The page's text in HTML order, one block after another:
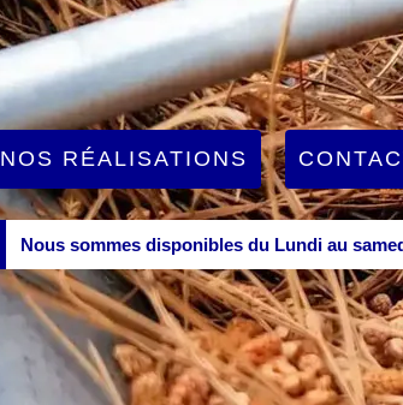
NOS RÉALISATIONS
Nous sommes disponibles du Lundi au